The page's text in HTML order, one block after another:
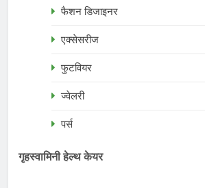
फैशन डिजाइनर
एक्सेसरीज
फुटवियर
ज्वेलरी
पर्स
गृहस्वामिनी हेल्थ केयर